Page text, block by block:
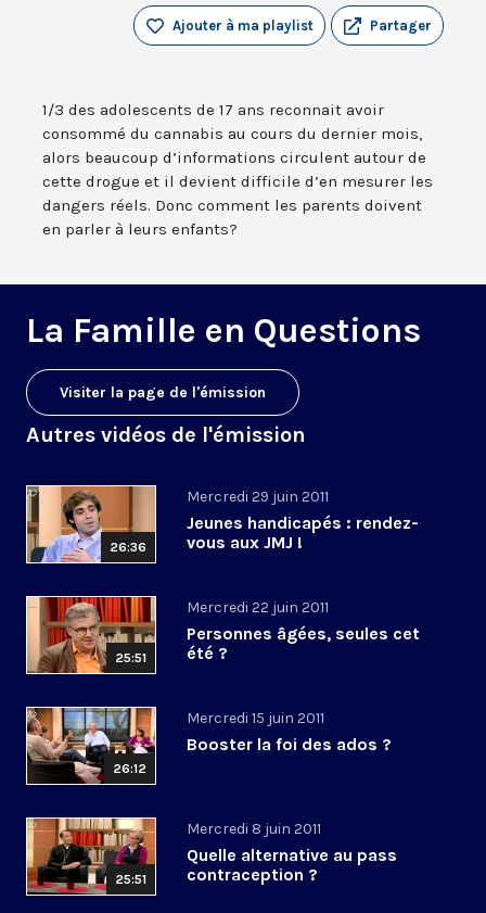
Partager
Ajouter à ma playlist
1/3 des adolescents de 17 ans reconnait avoir
consommé du cannabis au cours du dernier mois,
alors beaucoup d’informations circulent autour de
cette drogue et il devient difficile d’en mesurer les
dangers réels. Donc comment les parents doivent
en parler à leurs enfants?
La Famille en Questions
Visiter la page de l'émission
Autres vidéos de l'émission
26:36
Mercredi 29 juin 2011
Jeunes handicapés : rendez-
vous aux JMJ !
25:51
Mercredi 22 juin 2011
Personnes âgées, seules cet
été ?
26:12
Mercredi 15 juin 2011
Booster la foi des ados ?
25:51
Mercredi 8 juin 2011
Quelle alternative au pass
contraception ?